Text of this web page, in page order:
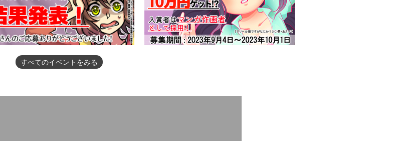
すべてのイベントをみる